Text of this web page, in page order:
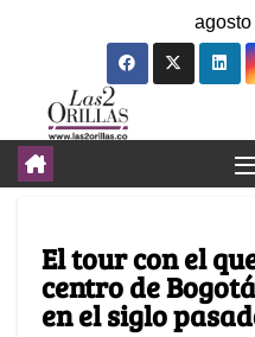
El tour con el
centro de
en el siglo